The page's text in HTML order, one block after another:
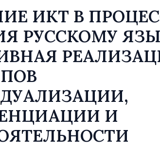
ИКТ В
РУССКОМУ
И